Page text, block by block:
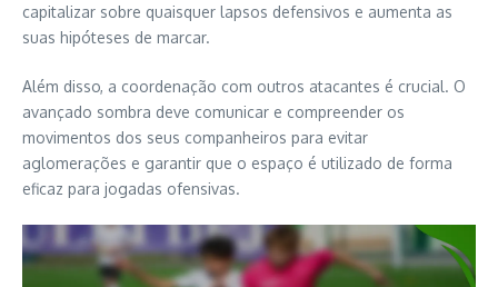
capitalizar sobre quaisquer lapsos defensivos e aumenta as
suas hipóteses de marcar.
Além disso, a coordenação com outros atacantes é crucial. O
avançado sombra deve comunicar e compreender os
movimentos dos seus companheiros para evitar
aglomerações e garantir que o espaço é utilizado de forma
eficaz para jogadas ofensivas.